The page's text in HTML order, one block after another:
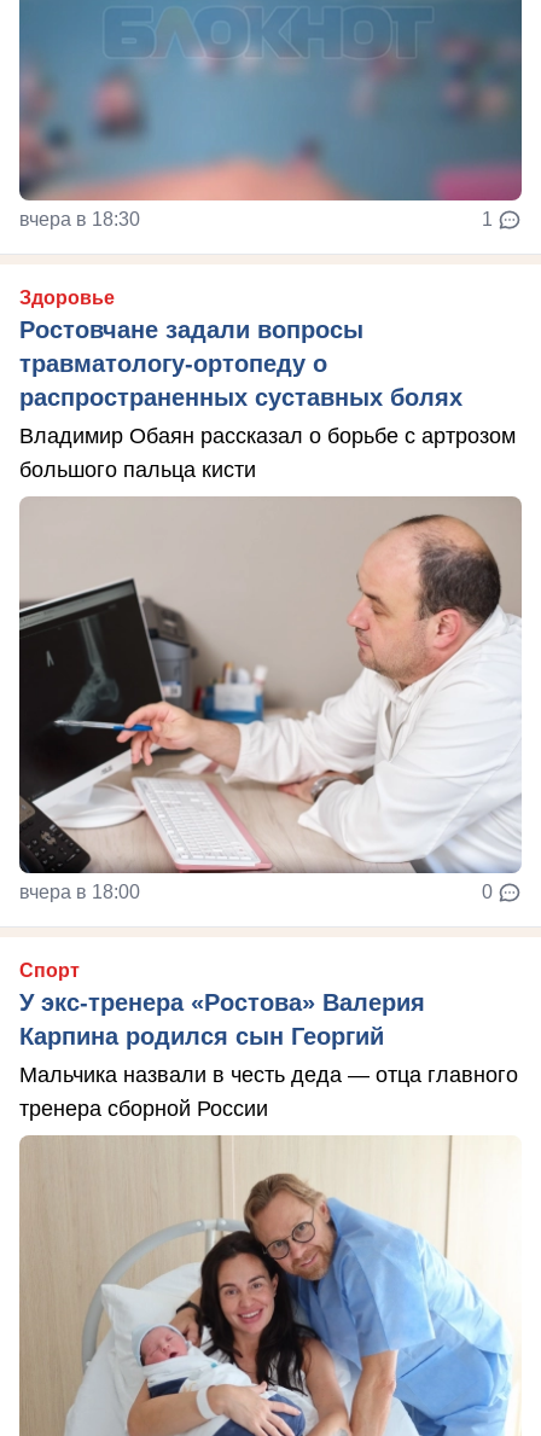
вчера в 18:30 1
Здоровье
Ростовчане задали вопросы
травматологу-ортопеду о
распространенных суставных болях
Владимир Обаян рассказал о борьбе с артрозом
большого пальца кисти
вчера в 18:00 0
Спорт
У экс-тренера «Ростова» Валерия
Карпина родился сын Георгий
Мальчика назвали в честь деда — отца главного
тренера сборной России